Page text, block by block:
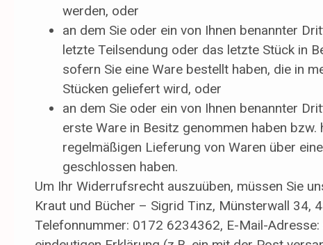
werden, oder
an dem Sie oder ein von Ihnen benannter
letzte Teilsendung oder das letzte Stück in
sofern Sie eine Ware bestellt haben, die in
Stücken geliefert wird, oder
an dem Sie oder ein von Ihnen benannter
erste Ware in Besitz genommen haben
regelmäßigen Lieferung von Waren über
geschlossen haben.
Um Ihr Widerrufsrecht auszuüben, müssen Sie
Kraut und Bücher – Sigrid Tinz, Münsterwall 34,
Telefonnummer: 0172 6234362, E-Mail-